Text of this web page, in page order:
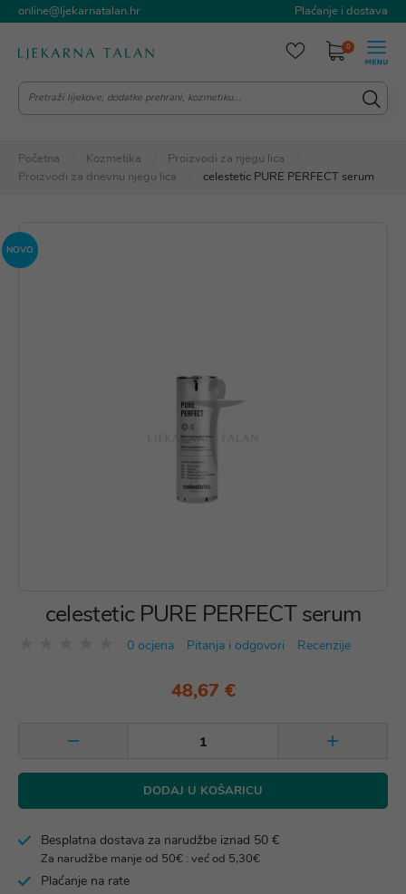
online@ljekarnatalan.hr Plaćanje i dostava
0
Početna Kozmetika
Proizvodi za njegu lica
Proizvodi za dnevnu njegu lica
celestetic PURE PERFECT serum
NOVO
celestetic PURE PERFECT serum
0 ocjena Pitanja i odgovori Recenzije
48,67 €
DODAJ U KOŠARICU
Besplatna dostava za narudžbe iznad 50 €
Za narudžbe manje od 50€ : već od 5,30€
Plaćanje na rate